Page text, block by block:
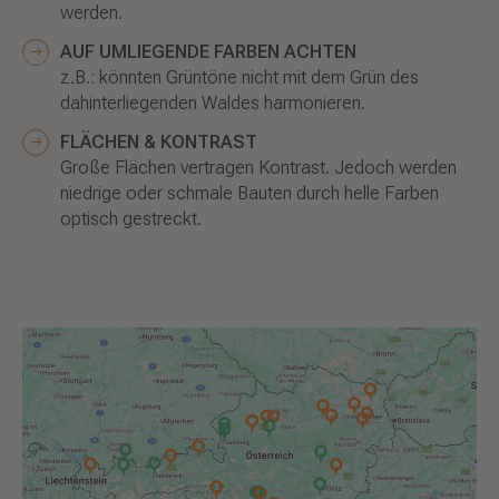
werden.
AUF UMLIEGENDE FARBEN ACHTEN
z.B.: könnten Grüntöne nicht mit dem Grün des
dahinterliegenden Waldes harmonieren.
FLÄCHEN & KONTRAST
Große Flächen vertragen Kontrast. Jedoch werden
niedrige oder schmale Bauten durch helle Farben
optisch gestreckt.